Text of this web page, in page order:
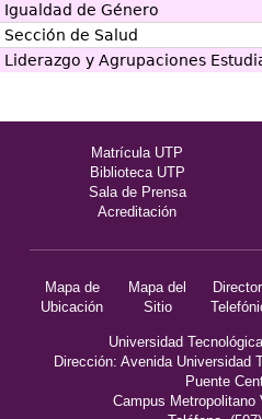
Igualdad de Género
Sección de Salud
Liderazgo y Agrupaciones
Matrícula UTP
Biblioteca UTP
Sala de Prensa
Acreditación
Mapa de
Ubicación
Mapa del
Sitio
Universidad
Dirección: Avenida Universidad
Puente
Campus